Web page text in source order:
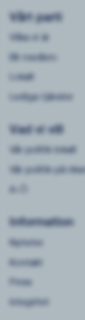
Vårt parti
Vilka vi är
Bli medlem
Lokalt
Lediga tjänster
Vad vi vill
Vår politik lokalt
Vår politik på
A-Ö
Information
Nyheter
Kontakt
Press
Integritet